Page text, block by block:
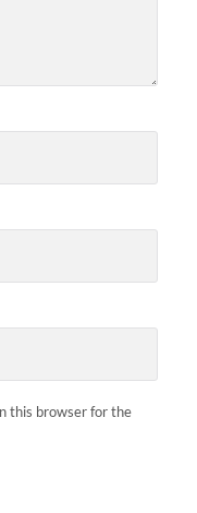
this browser for the